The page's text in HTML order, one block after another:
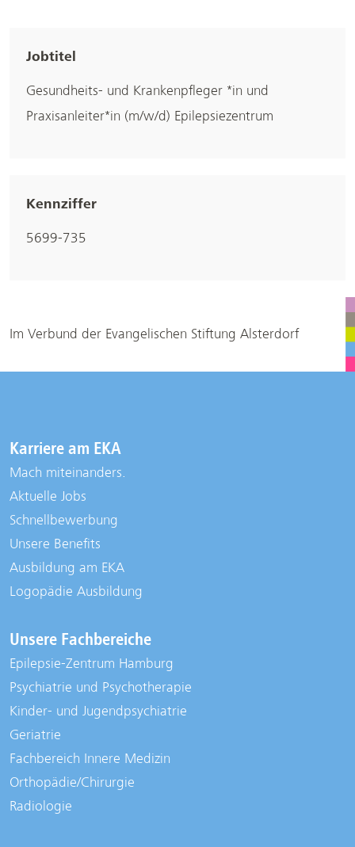
Jobtitel
Gesundheits- und Krankenpfleger *in und
Praxisanleiter*in (m/w/d) Epilepsiezentrum
Kennziffer
5699-735
Im Verbund der Evangelischen Stiftung Alsterdorf
Karriere am EKA
Mach miteinanders.
Aktuelle Jobs
Schnellbewerbung
Unsere Benefits
Ausbildung am EKA
Logopädie Ausbildung
Unsere Fachbereiche
Epilepsie-Zentrum Hamburg
Psychiatrie und Psychotherapie
Kinder- und Jugendpsychiatrie
Geriatrie
Fachbereich Innere Medizin
Orthopädie/Chirurgie
Radiologie